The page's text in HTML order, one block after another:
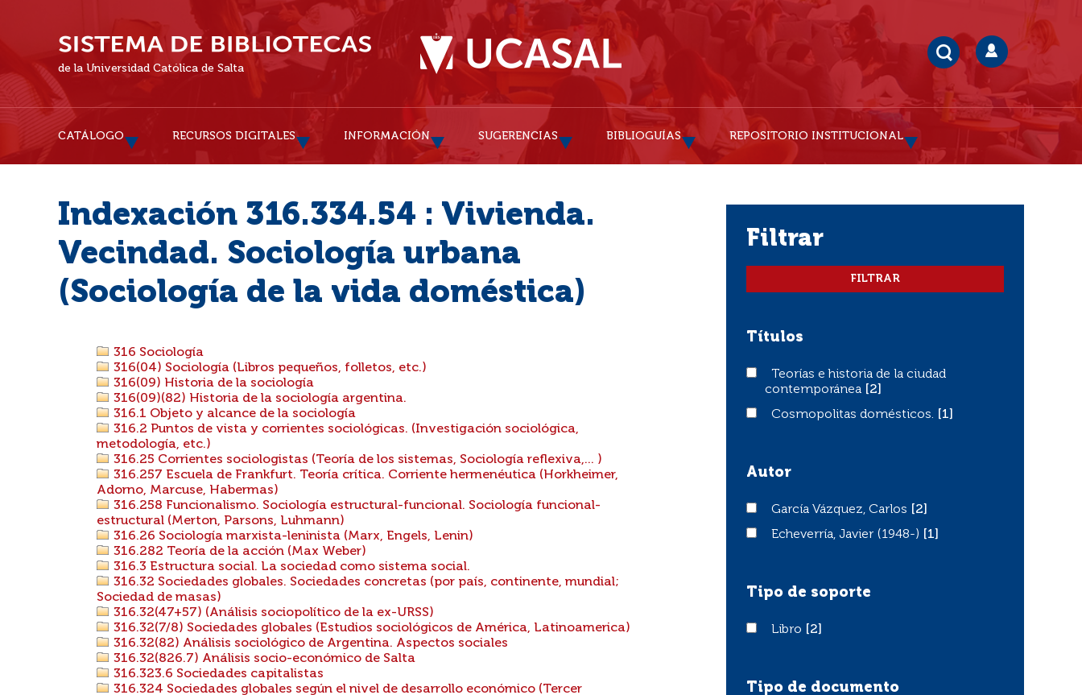
de la Universidad Católica de Salta
CATÁLOGO RECURSOS DIGITALES INFORMACIÓN SUGERENCIAS BIBLIOGUÍAS REPOSITORIO INSTITUCIONAL
Indexación 316.334.54 : Vivienda.
Vecindad. Sociología urbana
(Sociología de la vida doméstica)
316 Sociología
316(04) Sociología (Libros pequeños, folletos, etc.)
316(09) Historia de la sociología
316(09)(82) Historia de la sociología argentina.
316.1 Objeto y alcance de la sociología
316.2 Puntos de vista y corrientes sociológicas. (Investigación sociológica,
metodología, etc.)
316.25 Corrientes sociologistas (Teoría de los sistemas, Sociología reflexiva,... )
316.257 Escuela de Frankfurt. Teoría crítica. Corriente hermenéutica (Horkheimer,
Adorno, Marcuse, Habermas)
316.258 Funcionalismo. Sociología estructural-funcional. Sociología funcional-
estructural (Merton, Parsons, Luhmann)
316.26 Sociología marxista-leninista (Marx, Engels, Lenin)
316.282 Teoría de la acción (Max Weber)
316.3 Estructura social. La sociedad como sistema social.
316.32 Sociedades globales. Sociedades concretas (por país, continente, mundial;
Sociedad de masas)
316.32(47+57) (Análisis sociopolítico de la ex-URSS)
316.32(7/8) Sociedades globales (Estudios sociológicos de América, Latinoamerica)
316.32(82) Análisis sociológico de Argentina. Aspectos sociales
316.32(826.7) Análisis socio-económico de Salta
316.323.6 Sociedades capitalistas
316.324 Sociedades globales según el nivel de desarrollo económico (Tercer
filtrar
Títulos
Teorías e historia de la ciudad contemporánea
Teorías e historia de la ciudad
contemporánea
[2]
Cosmopolitas domésticos.
Cosmopolitas domésticos. [1]
Autor
García Vázquez, Carlos
García Vázquez, Carlos
[2]
Echeverría, Javier (1948-)
Echeverría, Javier (1948-) [1]
Tipo de soporte
LibroLibro [2]
Tipo de documento